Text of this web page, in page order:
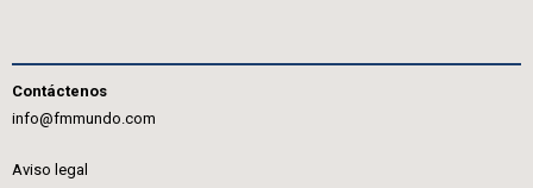
Contáctenos
info@fmmundo.com
Aviso legal